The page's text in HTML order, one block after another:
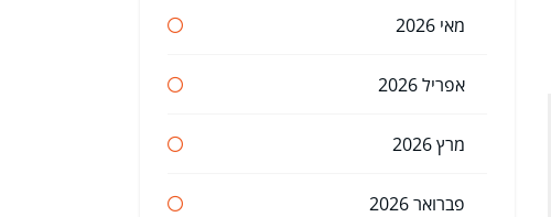
מאי 2026
אפריל 2026
מרץ 2026
פברואר 2026